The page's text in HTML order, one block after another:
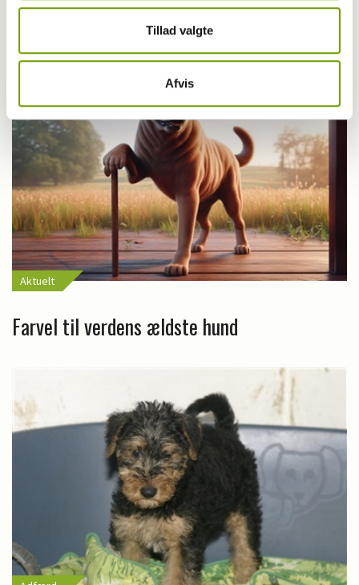
Tillad valgte
Afvis
forbud
Aktuelt
Farvel til verdens ældste hund